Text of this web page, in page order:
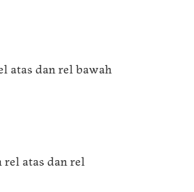
atas dan rel bawah
rel atas dan rel